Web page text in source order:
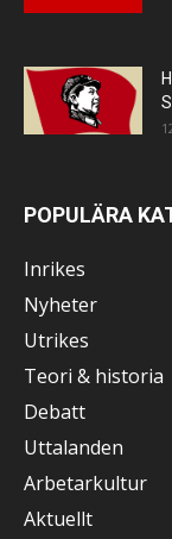
POPULÄRA
Inrikes
Nyheter
Utrikes
Teori & historia
Debatt
Uttalanden
Arbetarkultur
Aktuellt